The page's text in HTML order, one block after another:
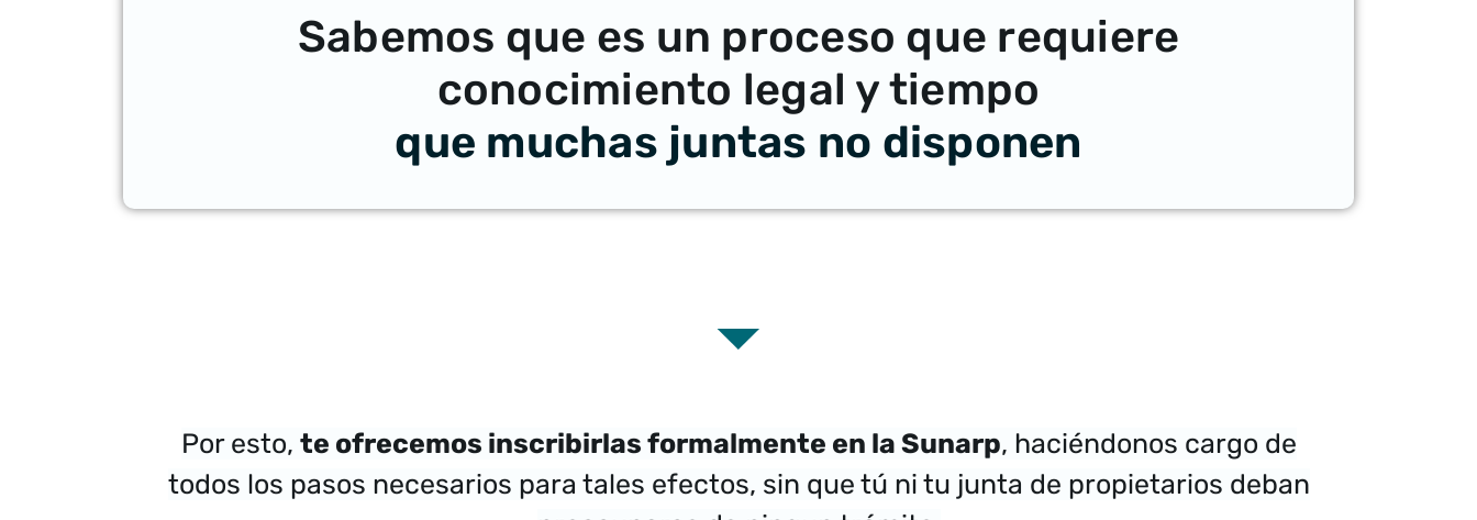
Sabemos que es un proceso que requiere
conocimiento legal y tiempo
que muchas juntas no disponen
Por esto, te ofrecemos inscribirlas formalmente en la Sunarp, haciéndonos cargo de
todos los pasos necesarios para tales efectos, sin que tú ni tu junta de propietarios deban